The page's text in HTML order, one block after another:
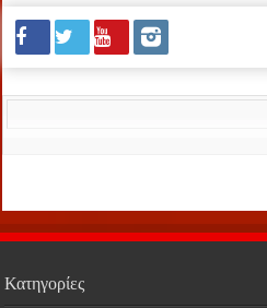
Κατηγορίες